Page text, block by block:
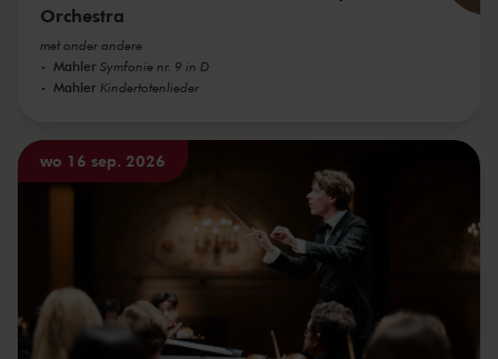
Orchestra
met onder andere
Mahler Symfonie nr. 9 in D
Mahler Kindertotenlieder
wo 16 sep. 2026